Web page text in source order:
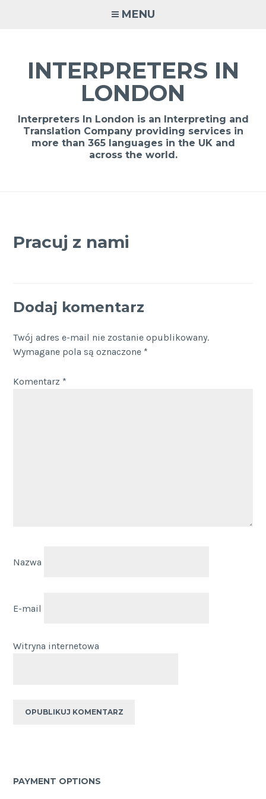
MENU
INTERPRETERS IN
LONDON
Interpreters In London is an Interpreting and
Translation Company providing services in
more than 365 languages in the UK and
across the world.
Pracuj z nami
Dodaj komentarz
Twój adres e-mail nie zostanie opublikowany.
Wymagane pola są oznaczone *
Komentarz *
Nazwa
E-mail
Witryna internetowa
PAYMENT OPTIONS